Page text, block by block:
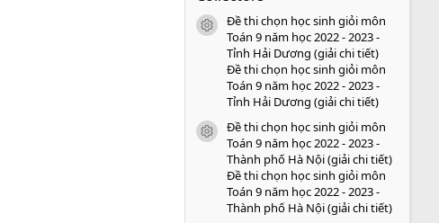
o
icon tài liệu
Đề thi chọn học sinh giỏi môn
Toán 9 năm học 2022 - 2023 -
Tỉnh Hải Dương (giải chi tiết)
Đề thi chọn học sinh giỏi môn
Toán 9 năm học 2022 - 2023 -
Tỉnh Hải Dương (giải chi tiết)
icon tài liệu
Đề thi chọn học sinh giỏi môn
Toán 9 năm học 2022 - 2023 -
Thành phố Hà Nội (giải chi tiết)
Đề thi chọn học sinh giỏi môn
Toán 9 năm học 2022 - 2023 -
Thành phố Hà Nội (giải chi tiết)